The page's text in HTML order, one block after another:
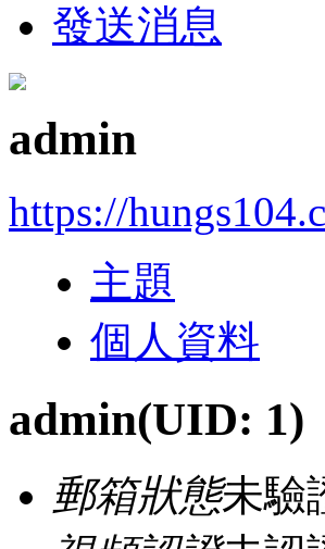
發送消息
admin
https://
主題
個人資料
admin(UID: 1)
郵箱狀態未驗